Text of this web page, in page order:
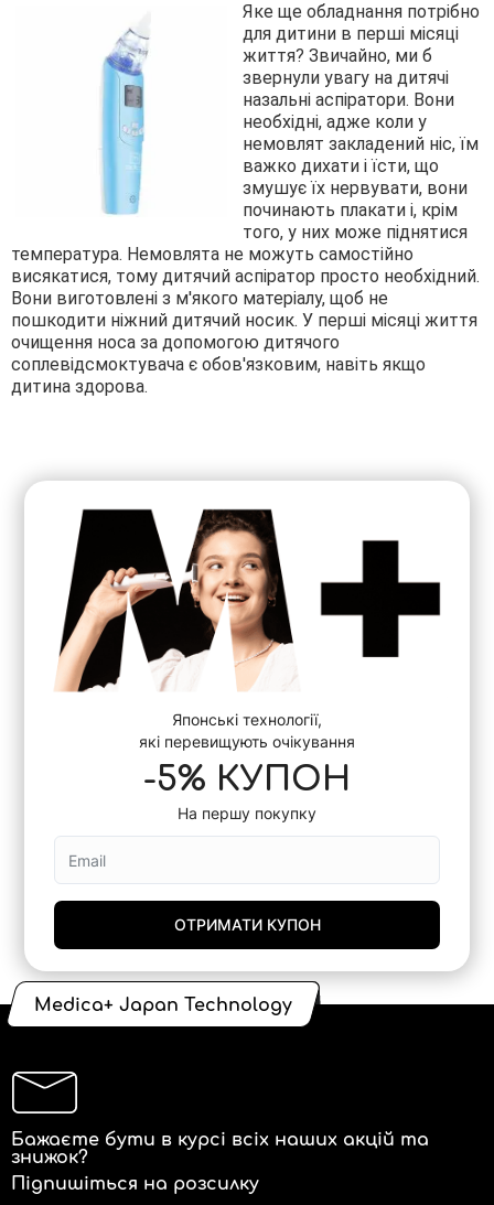
Яке ще обладнання потрібно
для дитини в перші місяці
життя? Звичайно, ми б
звернули увагу на дитячі
назальні аспіратори. Вони
необхідні, адже коли у
немовлят закладений ніс, їм
важко дихати і їсти, що
змушує їх нервувати, вони
починають плакати і, крім
того, у них може піднятися
температура. Немовлята не можуть самостійно
висякатися, тому дитячий аспіратор просто необхідний.
Вони виготовлені з м'якого матеріалу, щоб не
пошкодити ніжний дитячий носик. У перші місяці життя
очищення носа за допомогою дитячого
соплевідсмоктувача є обов'язковим, навіть якщо
дитина здорова.
Японські технології,
які перевищують очікування
-5% КУПОН
На першу покупку
ОТРИМАТИ КУПОН
Medica+ Japan Technology
Бажаєте бути в курсі всіх наших акцій та
знижок?
Підпишіться на розсилку